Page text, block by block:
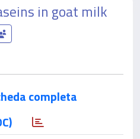
in goat milk
completa